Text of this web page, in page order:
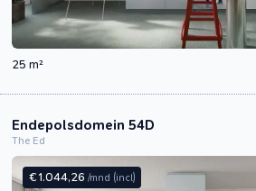
25 m²
Endepolsdomein 54D
The Ed
€ 1.044,26 /mnd (incl)